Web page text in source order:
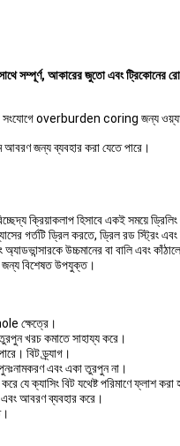
সাথে সম্পূর্ণ, আকারের জুতো এবং ট্রিকোনের
সংযোগে overburden coring জন্য
জন্য ব্যবহার করা যেতে পারে।
ক্রিয়াকলাপ হিসাবে একই সময়ে
গর্তটি ড্রিল করতে, ড্রিল রড স্ট্রিং
অ্যাডভান্সারকে উচ্চমানের বা বালি এবং
জন্য বিশেষত উপযুক্ত।
ক্ষেত্রে।
খরচ কমাতে সাহায্য করে।
বিট ড্র্যাগ।
এবং একা তুরপুন না।
যে ক্যাসিং বিট যথেষ্ট পরিমাণে ফ্লাশ করা
আবরণ ব্যবহার করে।